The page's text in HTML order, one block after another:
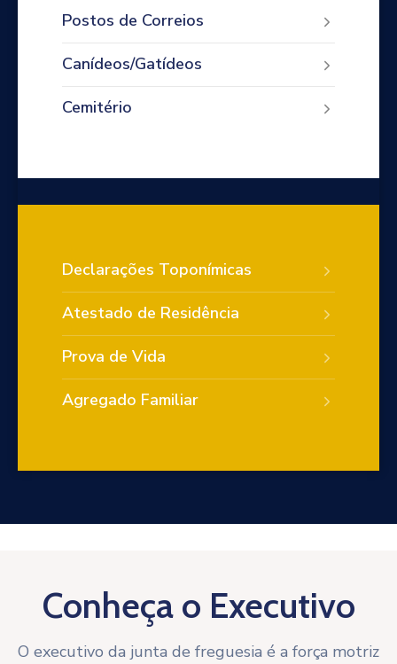
Postos de Correios
Canídeos/Gatídeos
Cemitério
Declarações Toponímicas
Atestado de Residência
Prova de Vida
Agregado Familiar
Conheça o Executivo
O executivo da junta de freguesia é a força motriz